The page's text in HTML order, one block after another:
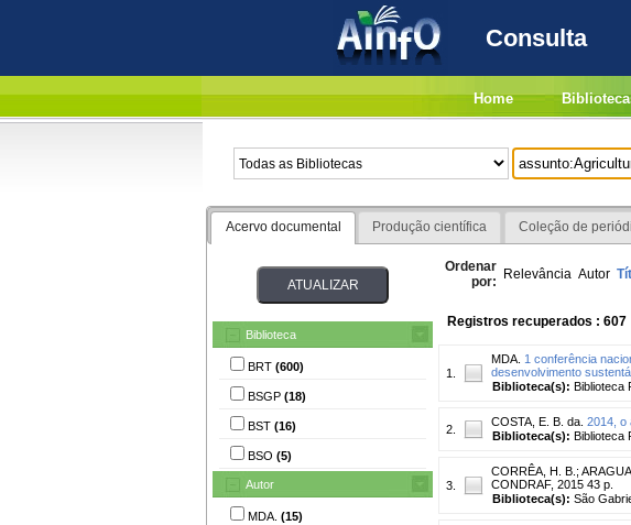
Consulta
Home
Acervo documental Produção científica Coleção de
Biblioteca
BRT (600)
BSGP (18)
BST (16)
BSO (5)
Autor
MDA. (15)
Ordenar
por: Relevância Autor
Registros recuperados : 607
1.
MDA. 1 conferência
desenvolvimento
Biblioteca(s): Biblioteca
2.
COSTA, E. B. da. 2014, o
Biblioteca(s): Biblioteca
3.
CORRÊA, H. B. ;
CONDRAF, 2015 43 p.
Biblioteca(s): São